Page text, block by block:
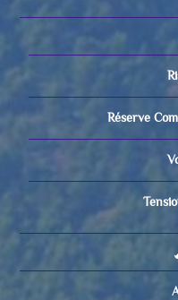
Réserve